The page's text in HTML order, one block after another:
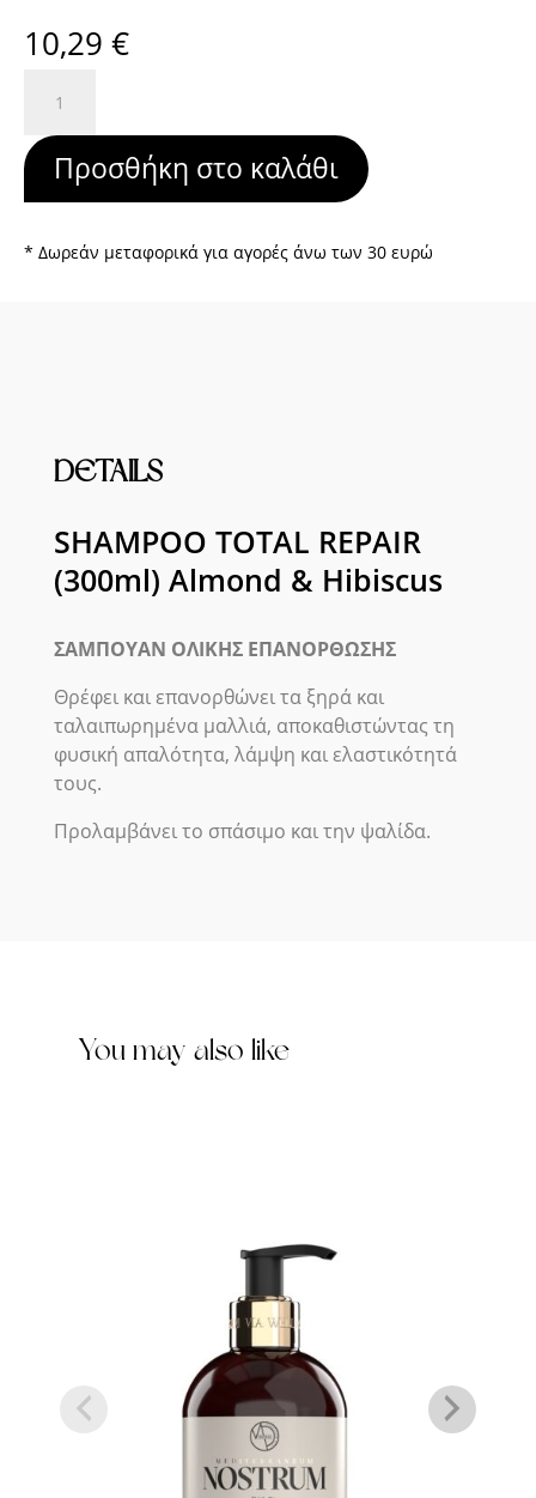
10,29 €
TOTAL
REPAIR
(300ml)
Almond
Hibiscus
Προσθήκη στο καλάθι
* Δωρεάν μεταφορικά για αγορές άνω των 30 ευρώ
DETAILS
SHAMPOO TOTAL REPAIR
(300ml) Almond & Hibiscus
ΣΑΜΠΟΥΑΝ ΟΛΙΚΗΣ ΕΠΑΝΟΡΘΩΣΗΣ
Θρέφει και επανορθώνει τα ξηρά και
ταλαιπωρημένα μαλλιά, αποκαθιστώντας τη
φυσική απαλότητα, λάμψη και ελαστικότητά
τους.
Προλαμβάνει το σπάσιμο και την ψαλίδα.
You may also like